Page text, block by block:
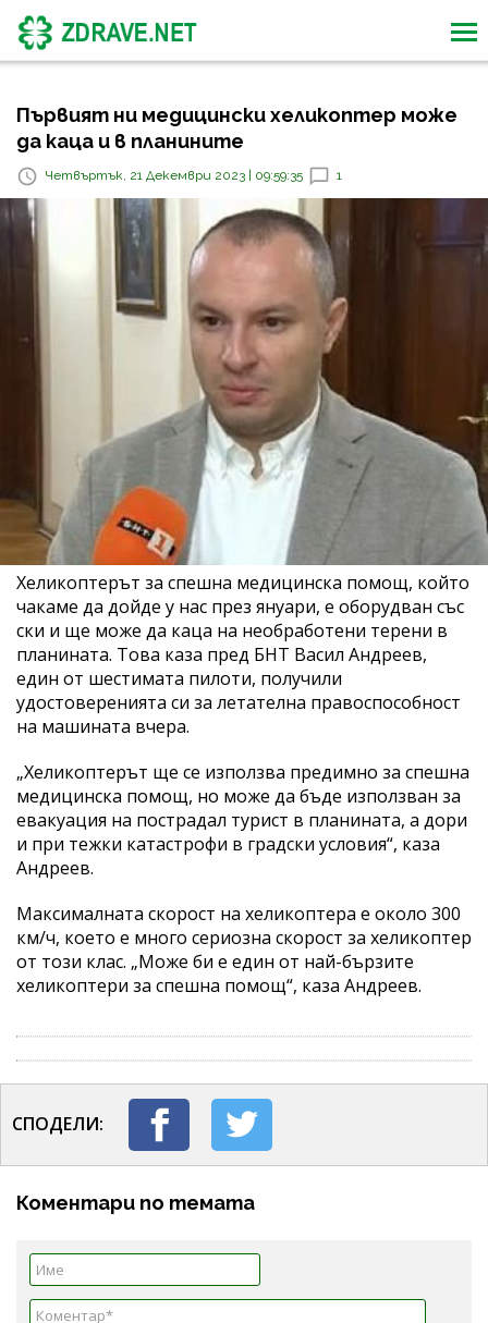
Първият ни медицински хеликоптер може
да каца и в планините
Четвъртък, 21 Декември 2023 | 09:59:35 1
Хеликоптерът за спешна медицинска помощ, който
чакаме да дойде у нас през януари, е оборудван със
ски и ще може да каца на необработени терени в
планината. Това каза пред БНТ Васил Андреев,
един от шестимата пилоти, получили
удостоверенията си за летателна правоспособност
на машината вчера.
„Хеликоптерът ще се използва предимно за спешна
медицинска помощ, но може да бъде използван за
евакуация на пострадал турист в планината, а дори
и при тежки катастрофи в градски условия“, каза
Андреев.
Максималната скорост на хеликоптера е около 300
км/ч, което е много сериозна скорост за хеликоптер
от този клас. „Може би е един от най-бързите
хеликоптери за спешна помощ“, каза Андреев.
СПОДЕЛИ:
Коментари по темата